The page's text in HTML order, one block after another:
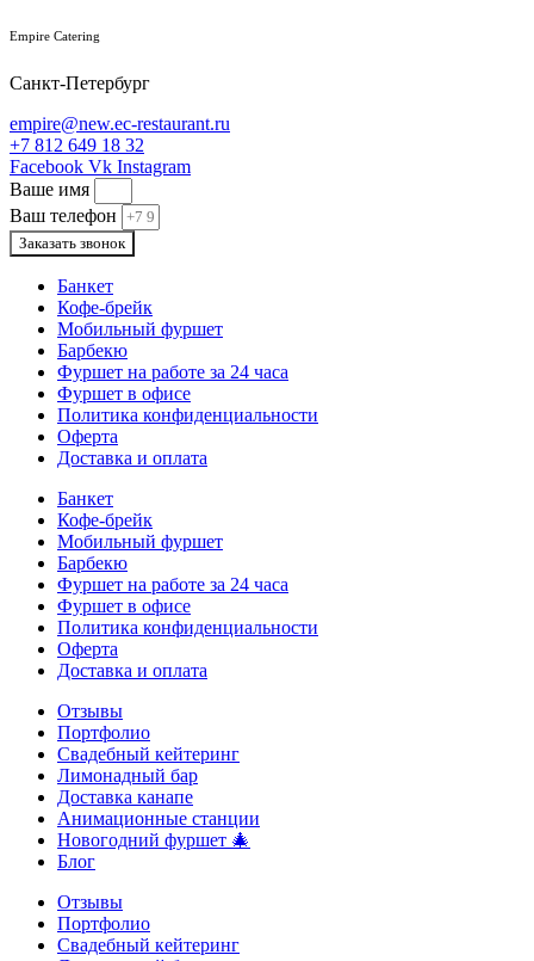
Empire Catering
Санкт-Петербург
empire@new.ec-restaurant.ru
+7 812 649 18 32
Facebook Vk Instagram
Ваше имя
Ваш телефон
Заказать звонок
Банкет
Кофе-брейк
Мобильный фуршет
Барбекю
Фуршет на работе за 24 часа
Фуршет в офисе
Политика конфиденциальности
Оферта
Доставка и оплата
Банкет
Кофе-брейк
Мобильный фуршет
Барбекю
Фуршет на работе за 24 часа
Фуршет в офисе
Политика конфиденциальности
Оферта
Доставка и оплата
Отзывы
Портфолио
Свадебный кейтеринг
Лимонадный бар
Доставка канапе
Анимационные станции
Новогодний фуршет 🎄
Блог
Отзывы
Портфолио
Свадебный кейтеринг